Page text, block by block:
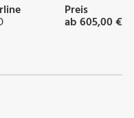
Preis
ab 605,00 €